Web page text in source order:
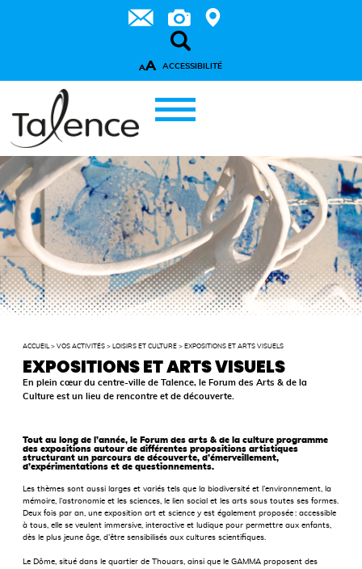
AA ACCESSIBILITÉ
ACCUEIL >VOS ACTIVITÉS > LOISIRS ET CULTURE > EXPOSITIONS ET ARTS VISUELS
EXPOSITIONS ET ARTS VISUELS
En plein cœur du centre-ville de Talence, le Forum des Arts & de la
Culture est un lieu de rencontre et de découverte.
Tout au long de l’année, le Forum des arts & de la culture programme
des expositions autour de différentes propositions artistiques
structurant un parcours de découverte, d’émerveillement,
d’expérimentations et de questionnements.
Les thèmes sont aussi larges et variés tels que la biodiversité et l’environnement, la
mémoire, l’astronomie et les sciences, le lien social et les arts sous toutes ses formes.
Deux fois par an, une exposition art et science y est également proposée : accessible
à tous, elle se veulent immersive, interactive et ludique pour permettre aux enfants,
dès le plus jeune âge, d’être sensibilisés aux cultures scientifiques.
Le Dôme, situé dans le quartier de Thouars, ainsi que le GAMMA proposent des